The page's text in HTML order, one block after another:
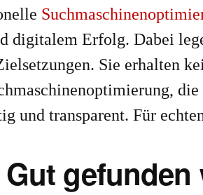
digitalem Erfolg. Dabei
Sie erhalten
und transparent. Für
gefunden